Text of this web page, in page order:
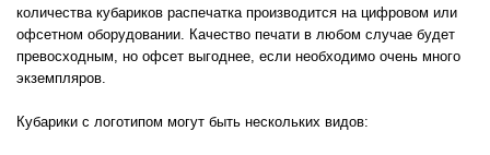
количества кубариков распечатка производится на цифровом или
офсетном оборудовании. Качество печати в любом случае будет
превосходным, но офсет выгоднее, если необходимо очень много
экземпляров.
Кубарики с логотипом могут быть нескольких видов: